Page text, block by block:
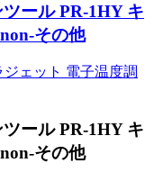
ール PR-1HY キ
その他
ジェット 電子温度調
ール PR-1HY キ
その他